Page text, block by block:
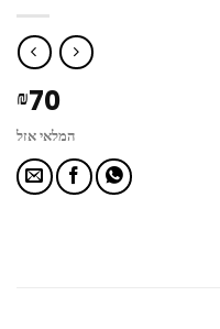
₪70
המלאי אזל